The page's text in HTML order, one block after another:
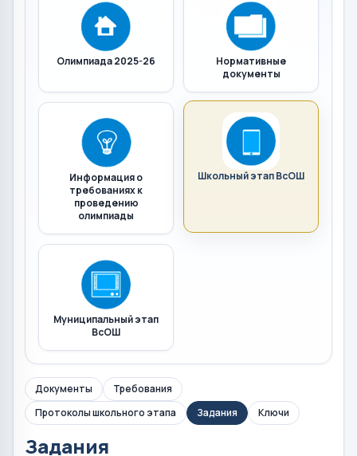
Олимпиада 2025-26
Нормативные
документы
Информация о
требованиях к
проведению
олимпиады
Школьный этап ВсОШ
Муниципальный этап
ВсОШ
Документы
Требования
Протоколы школьного этапа
Задания Ключи
Задания